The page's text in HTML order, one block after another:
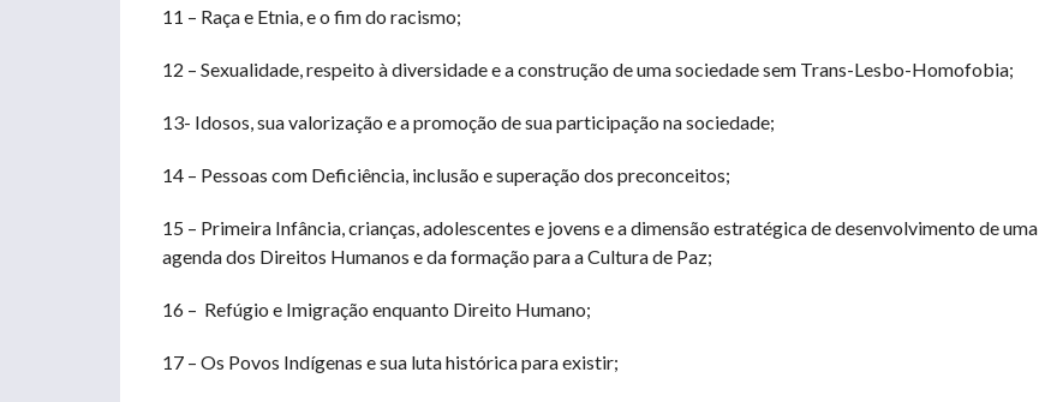
11 – Raça e Etnia, e o fim do racismo;
12 – Sexualidade, respeito à diversidade e a construção de uma sociedade sem Trans-Lesbo-Homofobia;
13- Idosos, sua valorização e a promoção de sua participação na sociedade;
14 – Pessoas com Deficiência, inclusão e superação dos preconceitos;
15 – Primeira Infância, crianças, adolescentes e jovens e a dimensão estratégica de desenvolvimento de uma
agenda dos Direitos Humanos e da formação para a Cultura de Paz;
16 – Refúgio e Imigração enquanto Direito Humano;
17 – Os Povos Indígenas e sua luta histórica para existir;